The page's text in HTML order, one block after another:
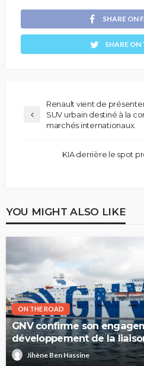
SHARE ON
SHARE
Renault vient de
SUV urbain destiné à la
marchés internationaux.
KIA derrière le spot
YOU MIGHT ALSO LIKE
ON THE ROAD
GNV confirme son
développement de la
l’Italie et la Tunisie
Jihène Ben Hassine